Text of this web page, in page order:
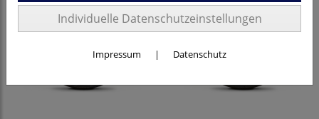
Individuelle Datenschutzeinstellungen
Impressum | Datenschutz